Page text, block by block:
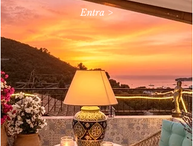
Entra >